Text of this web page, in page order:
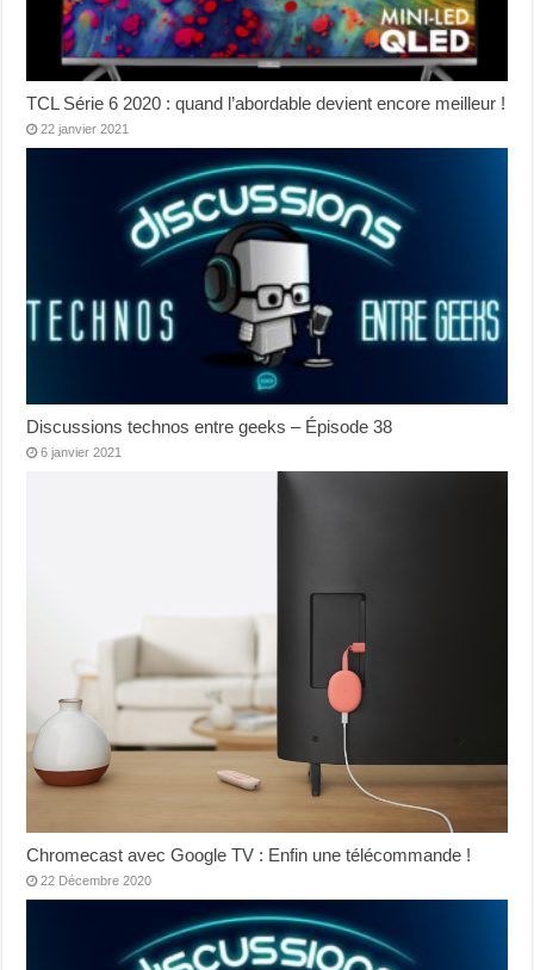
TCL Série 6 2020 : quand l’abordable devient encore meilleur !
22 janvier 2021
Discussions technos entre geeks – Épisode 38
6 janvier 2021
Chromecast avec Google TV : Enfin une télécommande !
22 Décembre 2020